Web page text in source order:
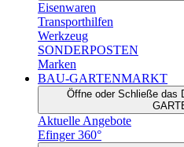
Eisenwaren
Transporthilfen
Werkzeug
SONDERPOSTEN
Marken
BAU-GARTENMARKT
Öffne oder Schließe das
Aktuelle Angebote
Efinger 360°